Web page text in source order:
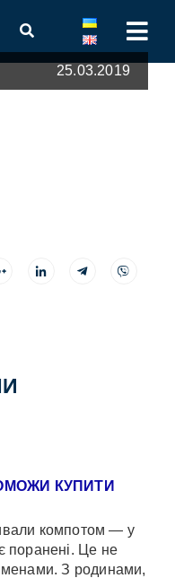
25.03.2019
КУПИТИ
компотом — у
поранені. Це не
З родинами,